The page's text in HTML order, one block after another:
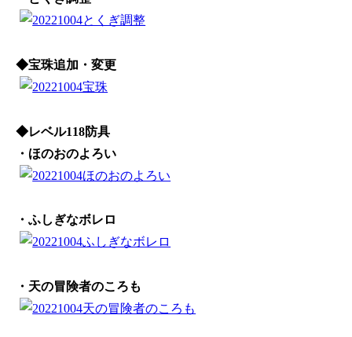
◆宝珠追加・変更
◆レベル118防具
・ほのおのよろい
・ふしぎなボレロ
・天の冒険者のころも